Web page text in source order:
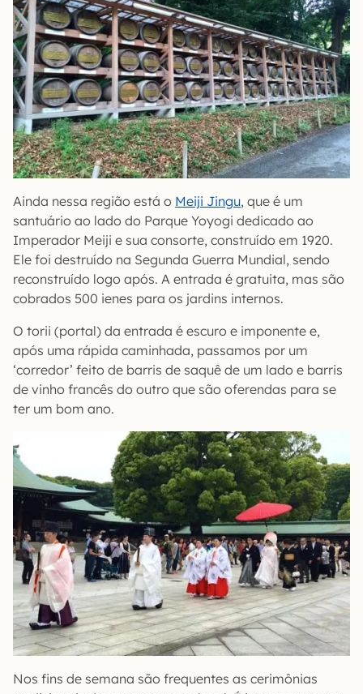
Ainda nessa região está o Meiji Jingu, que é um
santuário ao lado do Parque Yoyogi dedicado ao
Imperador Meiji e sua consorte, construído em 1920.
Ele foi destruído na Segunda Guerra Mundial, sendo
reconstruído logo após. A entrada é gratuita, mas são
cobrados 500 ienes para os jardins internos.
O torii (portal) da entrada é escuro e imponente e,
após uma rápida caminhada, passamos por um
‘corredor’ feito de barris de saquê de um lado e barris
de vinho francês do outro que são oferendas para se
ter um bom ano.
Nos fins de semana são frequentes as cerimônias